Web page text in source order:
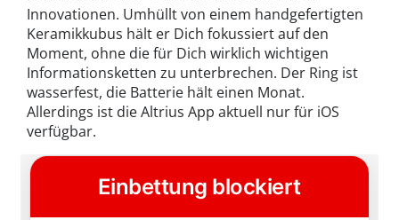
Innovationen. Umhüllt von einem handgefertigten
Keramikkubus hält er Dich fokussiert auf den
Moment, ohne die für Dich wirklich wichtigen
Informationsketten zu unterbrechen. Der Ring ist
wasserfest, die Batterie hält einen Monat.
Allerdings ist die Altrius App aktuell nur für iOS
verfügbar.